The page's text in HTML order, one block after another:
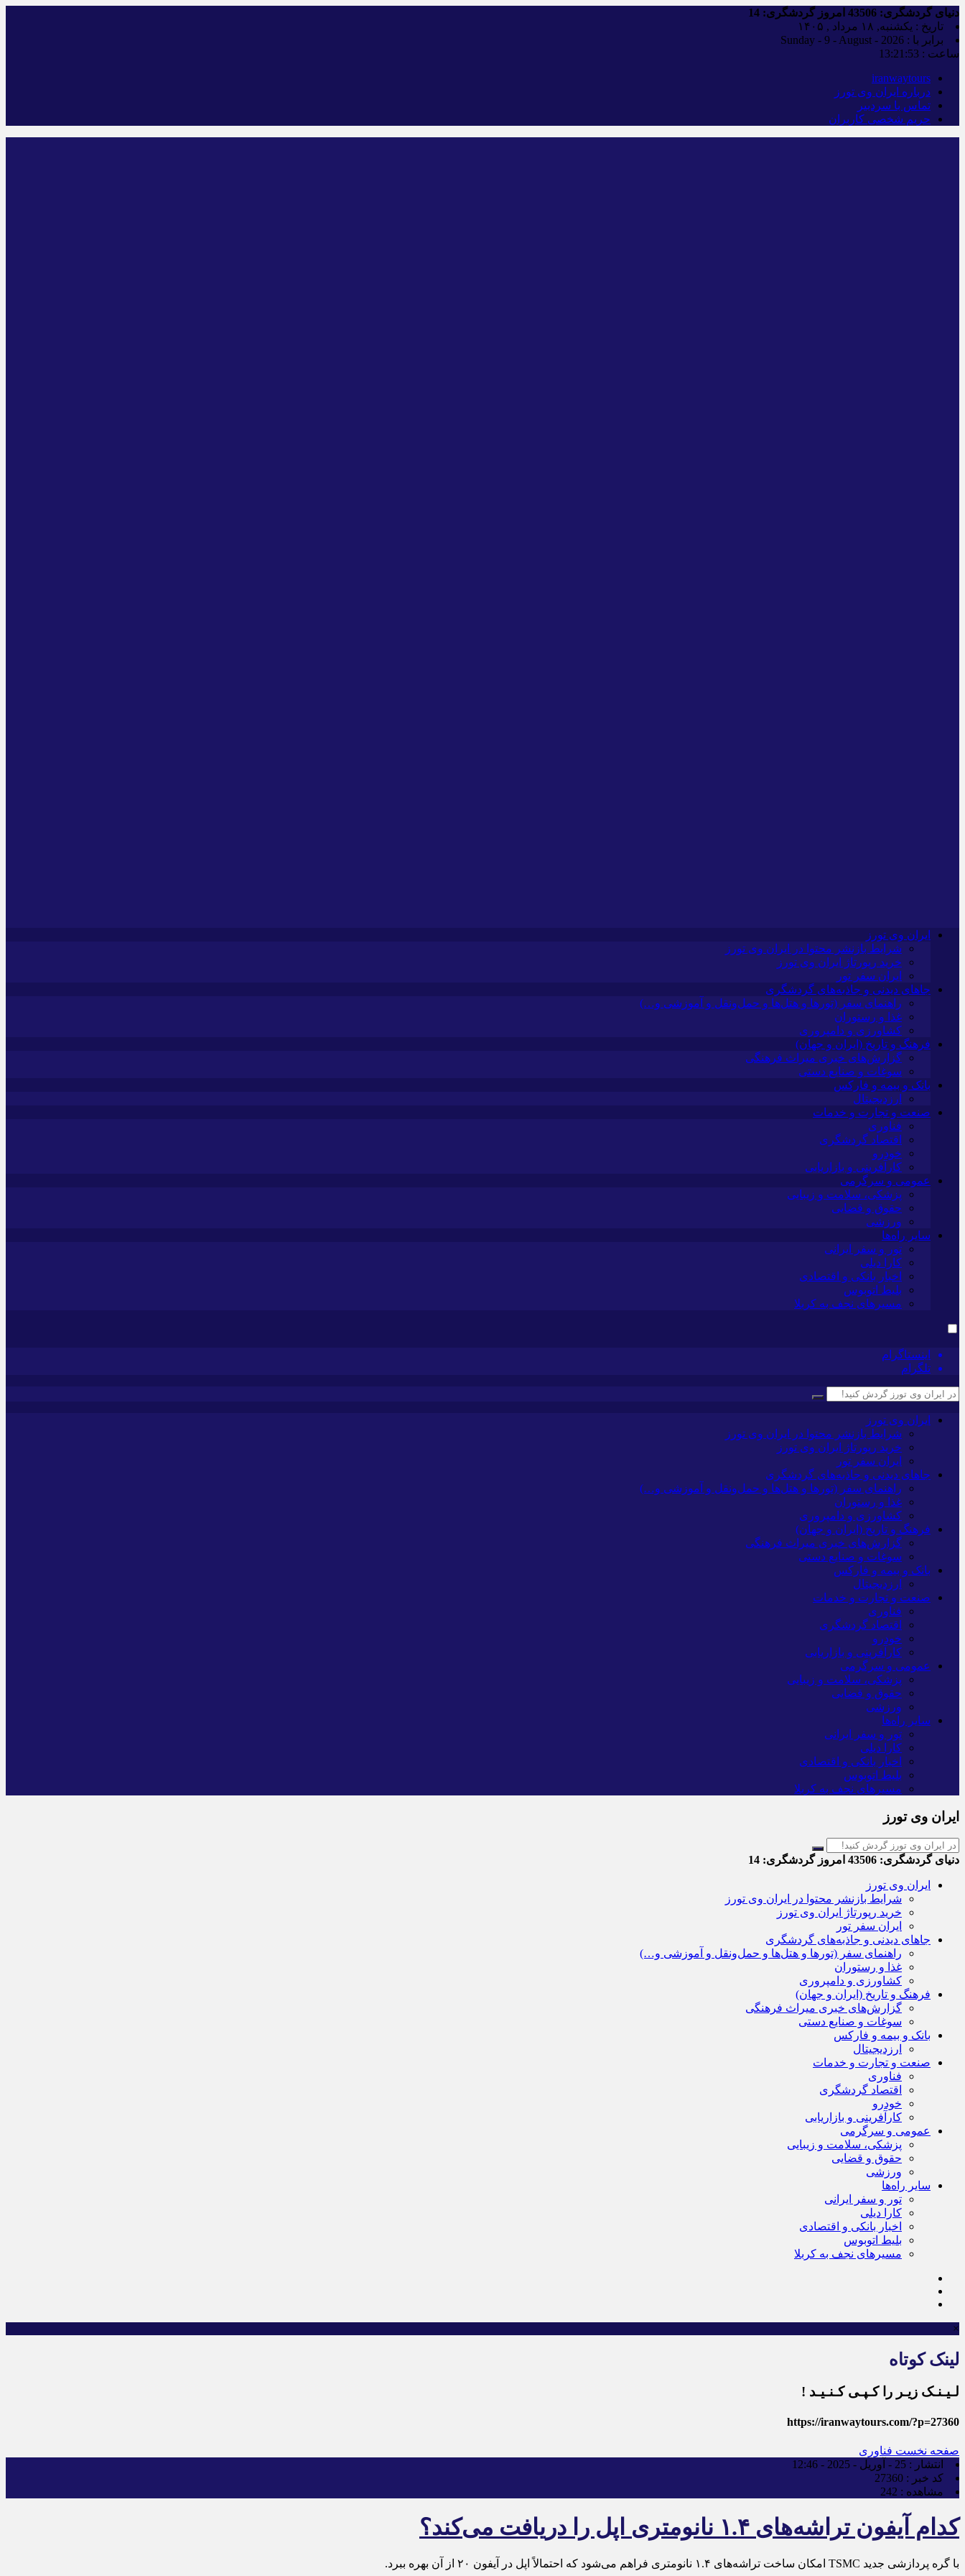
دنیای گردشگری: امروز گردشگری:
تاریخ : یکشنبه, ۱۸ مرداد , ۱۴۰۵
برابر با : Sunday - 9 - August - 2026
ساعت : 13:21:54
iranwaytours
درباره ایران وی تورز
تماس با سردبیر
حریم شخصی کاربران
ایران وی تورز
شرایط بازنشر محتوا در ایران وی تورز
خرید رپورتاژ ایران وی تورز
ایران سفر تور
جاهای دیدنی و جاذبه‌های گردشگری
راهنمای سفر (تورها و هتل‌ها و حمل‌و‌نقل و آموزشی و…)
غذا و رستوران
کشاورزی و دامپروری
فرهنگ و تاریخ (ایران و جهان)
گزارش‌های خبری میراث فرهنگی
سوغات و صنایع دستی
بانک و بیمه و فارکس
ارزدیجیتال
صنعت و تجارت و خدمات
فناوری
اقتصاد گردشگری
خودرو
کارآفرینی و بازاریابی
عمومی و سرگرمی
پزشکی، سلامت و زیبایی
حقوق و قضایی
ورزشی
سایر راه‌ها
تور و سفر ایرانی
کارا دیلی
اخبار بانکی و اقتصادی
بلیط اتوبوس
مسیرهای نجف به کربلا
اینستاگرام
تلگرام
ایران وی تورز
شرایط بازنشر محتوا در ایران وی تورز
خرید رپورتاژ ایران وی تورز
ایران سفر تور
جاهای دیدنی و جاذبه‌های گردشگری
راهنمای سفر (تورها و هتل‌ها و حمل‌و‌نقل و آموزشی و…)
غذا و رستوران
کشاورزی و دامپروری
فرهنگ و تاریخ (ایران و جهان)
گزارش‌های خبری میراث فرهنگی
سوغات و صنایع دستی
بانک و بیمه و فارکس
ارزدیجیتال
صنعت و تجارت و خدمات
فناوری
اقتصاد گردشگری
خودرو
کارآفرینی و بازاریابی
عمومی و سرگرمی
پزشکی، سلامت و زیبایی
حقوق و قضایی
ورزشی
سایر راه‌ها
تور و سفر ایرانی
کارا دیلی
اخبار بانکی و اقتصادی
بلیط اتوبوس
مسیرهای نجف به کربلا
ایران وی تورز
دنیای گردشگری: امروز گردشگری:
ایران وی تورز
شرایط بازنشر محتوا در ایران وی تورز
خرید رپورتاژ ایران وی تورز
ایران سفر تور
جاهای دیدنی و جاذبه‌های گردشگری
راهنمای سفر (تورها و هتل‌ها و حمل‌و‌نقل و آموزشی و…)
غذا و رستوران
کشاورزی و دامپروری
فرهنگ و تاریخ (ایران و جهان)
گزارش‌های خبری میراث فرهنگی
سوغات و صنایع دستی
بانک و بیمه و فارکس
ارزدیجیتال
صنعت و تجارت و خدمات
فناوری
اقتصاد گردشگری
خودرو
کارآفرینی و بازاریابی
عمومی و سرگرمی
پزشکی، سلامت و زیبایی
حقوق و قضایی
ورزشی
سایر راه‌ها
تور و سفر ایرانی
کارا دیلی
اخبار بانکی و اقتصادی
بلیط اتوبوس
مسیرهای نجف به کربلا
×
لینک کوتاه
لـیـنـک زیـر را کـپـی کـنـیـد !
https://iranwaytours.com/?p=27360
صفحه نخست فناوری
انتشار : 25 - آوریل - 2025 - 12:46
کد خبر : 27360
مشاهده : 242
کدام آیفون تراشه‌های ۱.۴ نانومتری اپل را دریافت می‌کند؟
با گره پردازشی جدید TSMC امکان ساخت تراشه‌های ۱.۴ نانومتری فراهم می‌شود که احتمالاً اپل در آیفون ۲۰ از آن بهره ببرد.